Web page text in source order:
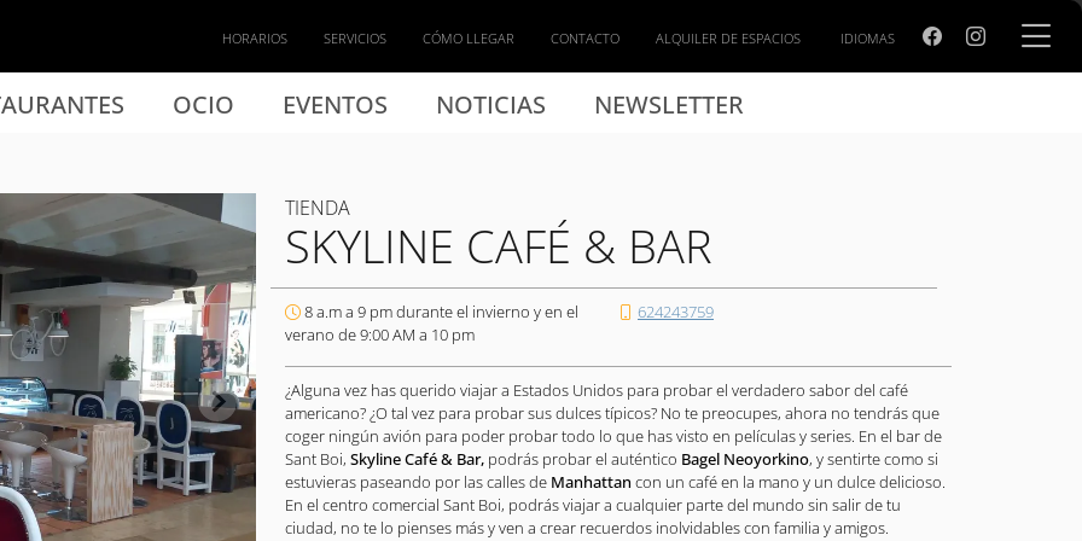
OCIO EVENTOS NOTICIAS NEWSLETTER
HORARIOS SERVICIOS CÓMO LLEGAR CONTACTO ALQUILER DE ESPACIOS IDIOMAS
TIENDA
SKYLINE CAFÉ & BAR
8 a.m a 9 pm durante el invierno y en el
verano de 9:00 AM a 10 pm
624243759
¿Alguna vez has querido viajar a Estados Unidos para probar el verdadero sabor del café
americano? ¿O tal vez para probar sus dulces típicos? No te preocupes, ahora no tendrás que
coger ningún avión para poder probar todo lo que has visto en películas y series. En el bar de
Sant Boi, Skyline Café & Bar, podrás probar el auténtico Bagel Neoyorkino, y sentirte como si
estuvieras paseando por las calles de Manhattan con un café en la mano y un dulce delicioso.
En el centro comercial Sant Boi, podrás viajar a cualquier parte del mundo sin salir de tu
ciudad, no te lo pienses más y ven a crear recuerdos inolvidables con familia y amigos.